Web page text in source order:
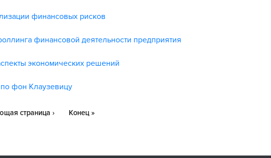
финансовых рисков
финансовой деятельности предприятия
экономических решений
фон Клаузевицу
страница › Конец »